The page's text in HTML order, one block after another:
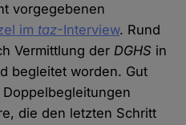
vorgegebenen
im taz-Interview. Rund
Vermittlung derDGHS in
begleitet worden. Gut
die den letzten Schritt